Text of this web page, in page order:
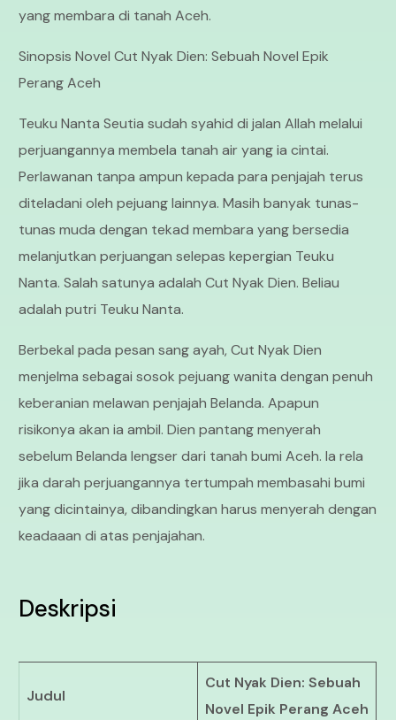
yang membara di tanah Aceh.
Sinopsis Novel Cut Nyak Dien: Sebuah Novel Epik
Perang Aceh
Teuku Nanta Seutia sudah syahid di jalan Allah melalui
perjuangannya membela tanah air yang ia cintai.
Perlawanan tanpa ampun kepada para penjajah terus
diteladani oleh pejuang lainnya. Masih banyak tunas-
tunas muda dengan tekad membara yang bersedia
melanjutkan perjuangan selepas kepergian Teuku
Nanta. Salah satunya adalah Cut Nyak Dien. Beliau
adalah putri Teuku Nanta.
Berbekal pada pesan sang ayah, Cut Nyak Dien
menjelma sebagai sosok pejuang wanita dengan penuh
keberanian melawan penjajah Belanda. Apapun
risikonya akan ia ambil. Dien pantang menyerah
sebelum Belanda lengser dari tanah bumi Aceh. Ia rela
jika darah perjuangannya tertumpah membasahi bumi
yang dicintainya, dibandingkan harus menyerah dengan
keadaaan di atas penjajahan.
Deskripsi
Judul
Cut Nyak Dien: Sebuah
Novel Epik Perang Aceh